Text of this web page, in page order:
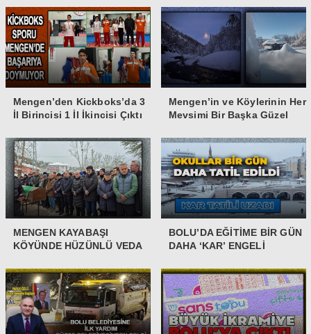
Mengen’den Kickboks’da 3
İl Birincisi 1 İl İkincisi Çıktı
Mengen’in ve Köylerinin Her
Mevsimi Bir Başka Güzel
MENGEN KAYABAŞI
KÖYÜNDE HÜZÜNLÜ VEDA
BOLU’DA EĞİTİME BİR GÜN
DAHA ‘KAR’ ENGELİ